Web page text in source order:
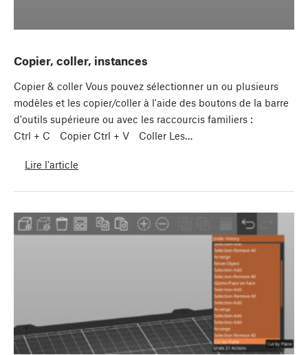
Copier, coller, instances
Copier & coller Vous pouvez sélectionner un ou plusieurs
modèles et les copier/coller à l'aide des boutons de la barre
d'outils supérieure ou avec les raccourcis familiers :
Ctrl + C Copier Ctrl + V Coller Les…
Lire l'article